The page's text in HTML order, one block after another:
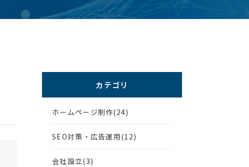
カテゴリ
ホームページ制作(24)
SEO対策・広告運用(12)
会社設立(3)